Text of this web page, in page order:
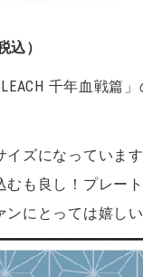
込）
千年血戦篇
ズになっていま
も良し！プレー
にとっては嬉し